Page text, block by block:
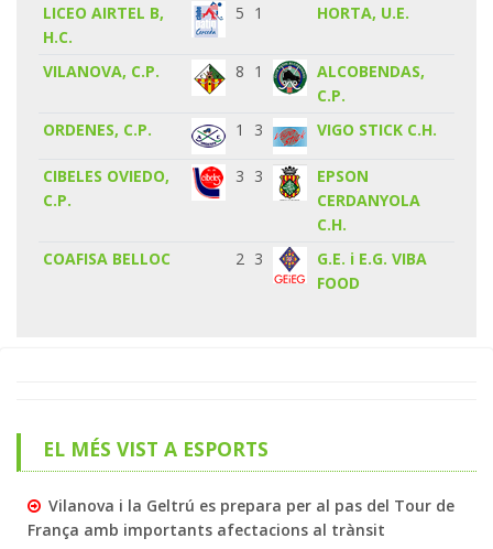
LICEO AIRTEL B,
H.C.
5 1 HORTA, U.E.
VILANOVA, C.P. 8 1
ALCOBENDAS,
C.P.
ORDENES, C.P.
1 3 VIGO STICK C.H.
CIBELES OVIEDO,
C.P.
3 3
EPSON
CERDANYOLA
C.H.
COAFISA BELLOC
2 3
G.E. i E.G. VIBA
FOOD
EL MÉS VIST A ESPORTS
Vilanova i la Geltrú es prepara per al pas del Tour de
França amb importants afectacions al trànsit